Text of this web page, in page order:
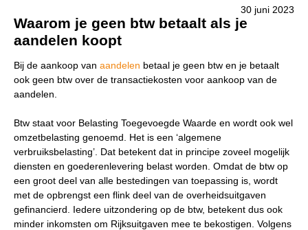
30 juni 2023
Waarom je geen btw betaalt als je
aandelen koopt
Bij de aankoop van aandelen betaal je geen btw en je betaalt
ook geen btw over de transactiekosten voor aankoop van de
aandelen.
Btw staat voor Belasting Toegevoegde Waarde en wordt ook wel
omzetbelasting genoemd. Het is een ‘algemene
verbruiksbelasting’. Dat betekent dat in principe zoveel mogelijk
diensten en goederenlevering belast worden. Omdat de btw op
een groot deel van alle bestedingen van toepassing is, wordt
met de opbrengst een flink deel van de overheidsuitgaven
gefinancierd. Iedere uitzondering op de btw, betekent dus ook
minder inkomsten om Rijksuitgaven mee te bekostigen. Volgens
Wil je graag de betekenis van een beleggingsterm
weten of is er een andere vraag die je graag
beantwoord wilt hebben? We helpen je graag een
handje.
Zoek
naar:
Zoekknop